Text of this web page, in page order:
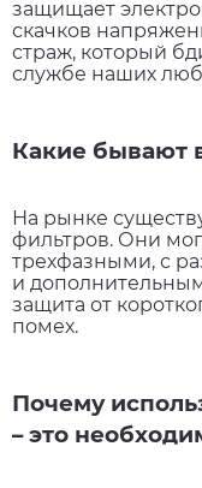
защищает
скачков
страж, который
службе наших
Какие бывают
На рынке
фильтров. Они
трехфазными, с
и
защита от
помех.
Почему
– это